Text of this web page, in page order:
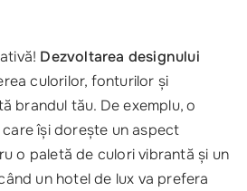
Dezvoltarea designului
culorilor, fonturilor și
brandul tău. De exemplu, o
care își dorește un aspect
o paletă de culori vibrantă și un
un hotel de lux va prefera